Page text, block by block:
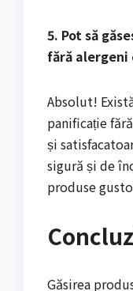
5. Pot să
fără alergeni
Absolut!
panificație
și
sigură și de
produse
Găsirea